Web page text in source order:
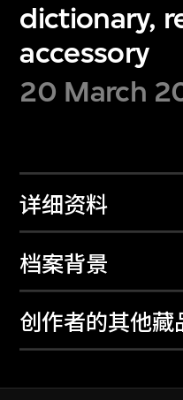
dictionary,
accessory
20 March
详细资料
档案背景
创作者的其他藏